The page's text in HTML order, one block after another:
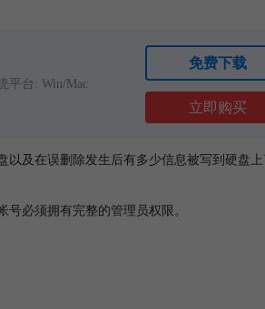
平台: Win/Mac
免费下载
立即购买
及在误删除发生后有多少信息被写到硬盘上
必须拥有完整的管理员权限。